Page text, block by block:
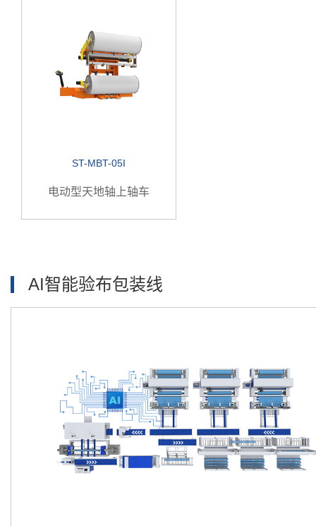
ST-MBT-05I
电动型天地轴上轴车
AI智能验布包装线